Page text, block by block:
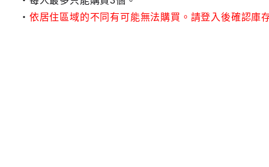
依居住區域的不同有可能無法購買。請登入後確認庫